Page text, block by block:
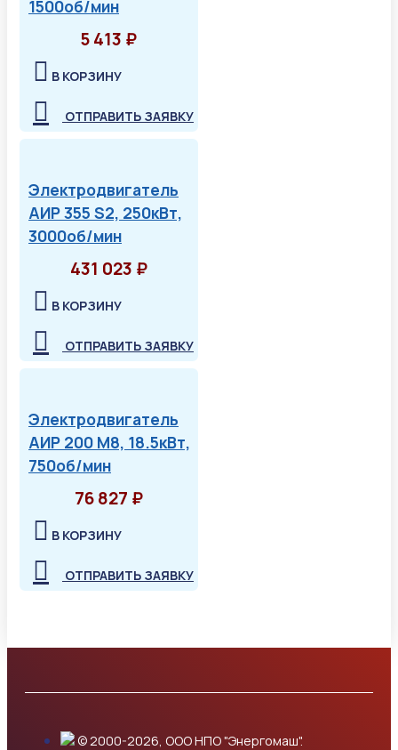
1500об/мин
5 413 ₽
В КОРЗИНУ
ОТПРАВИТЬ ЗАЯВКУ
Электродвигатель
АИР 355 S2, 250кВт,
3000об/мин
431 023 ₽
В КОРЗИНУ
ОТПРАВИТЬ ЗАЯВКУ
Электродвигатель
АИР 200 М8, 18.5кВт,
750об/мин
76 827 ₽
В КОРЗИНУ
ОТПРАВИТЬ ЗАЯВКУ
© 2000-2026, ООО НПО "Энергомаш".